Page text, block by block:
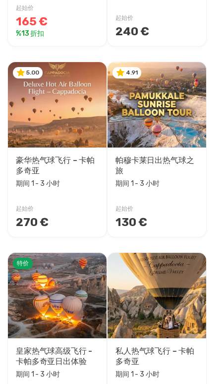
1 - 4 小时
起始价
165 €
%13 折扣
起始价
240 €
5.00
豪华热气球飞行 – 卡帕
多奇亚
期间 1 - 3 小时
起始价
270 €
4.91
帕穆卡莱日出热气球之
旅
期间 1 - 3 小时
起始价
130 €
特价
皇家热气球高级飞行 -
卡帕多奇亚日出体验
期间 1 - 3 小时
私人热气球飞行 – 卡帕
多奇亚
期间 1 - 3 小时